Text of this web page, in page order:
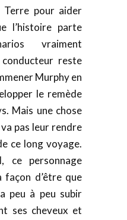
Terre pour aider
l’histoire parte
vraiment
reste
Murphy en
le remède
Mais une chose
pas leur rendre
ce long voyage.
ce personnage
façon d’être que
peu à peu subir
ses cheveux et